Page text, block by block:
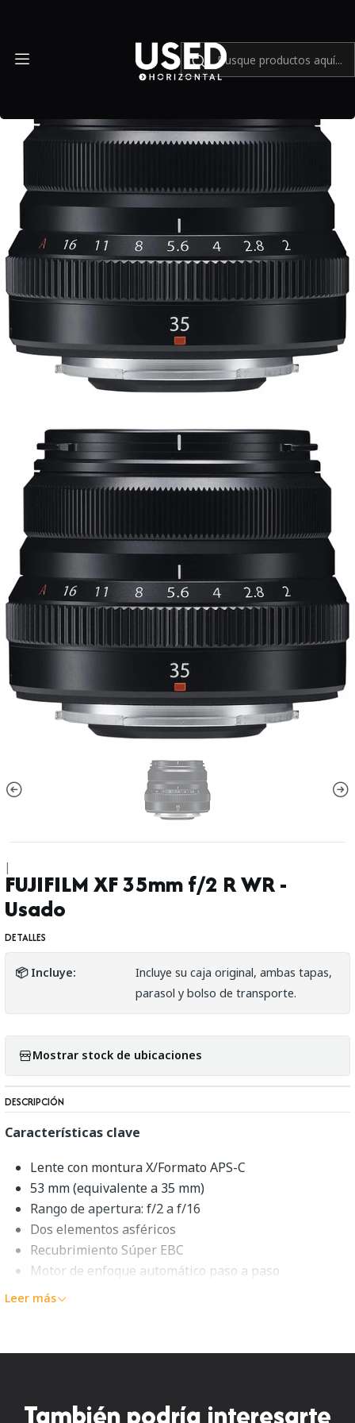
|
FUJIFILM XF 35mm f/2 R WR -
Usado
DETALLES
📦 Incluye:
Incluye su caja original, ambas tapas,
parasol y bolso de transporte.
Mostrar stock de ubicaciones
DESCRIPCIÓN
Características clave
Lente con montura X/Formato APS-C
53 mm (equivalente a 35 mm)
Rango de apertura: f/2 a f/16
Dos elementos asféricos
Recubrimiento Súper EBC
Motor de enfoque automático paso a paso
Construcción sellada contra la intemperie
FUJIFILM XF 35 mm f/2 R WR
rendimiento, el XF 35 mm f/2 R WR
Leer más
También podría interesarte